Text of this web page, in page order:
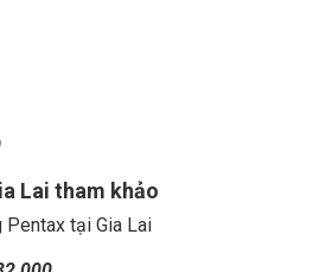
Lai tham khảo